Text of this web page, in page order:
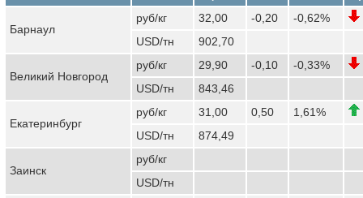
Барнаул
руб/кг 32,00 -0,20
-0,62%
USD/тн
902,70
Великий Новгород
руб/кг 29,90 -0,10
-0,33%
USD/тн
843,46
Екатеринбург
руб/кг 31,00 0,50
1,61%
USD/тн
874,49
Заинск
руб/кг
USD/тн